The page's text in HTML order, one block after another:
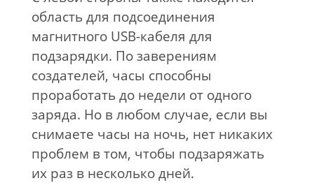
область для подсоединения
магнитного USB-кабеля для
подзарядки. По заверениям
создателей, часы способны
проработать до недели от одного
заряда. Но в любом случае, если вы
снимаете часы на ночь, нет никаких
проблем в том, чтобы подзаряжать
их раз в несколько дней.